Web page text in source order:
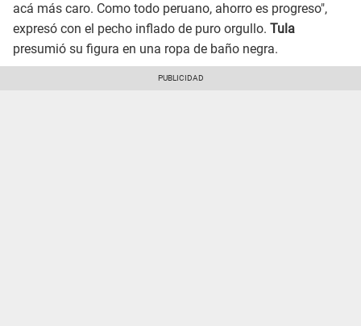
acá más caro. Como todo peruano, ahorro es progreso",
expresó con el pecho inflado de puro orgullo. Tula
presumió su figura en una ropa de baño negra.